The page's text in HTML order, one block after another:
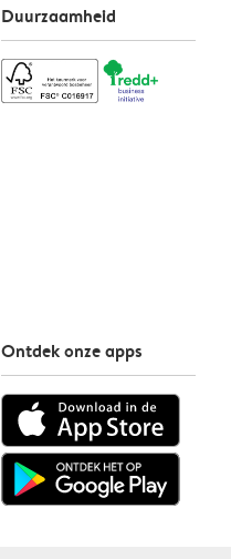
Duurzaamheid
Ontdek onze apps